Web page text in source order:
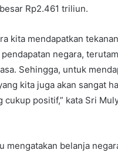
Rp2.461 triliun.
kita mendapatkan
negara,
Sehingga, untuk
kita juga akan sangat
cukup positif,” kata Sri
mengatakan belanja